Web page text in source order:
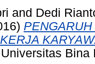
and Dedi
Bina